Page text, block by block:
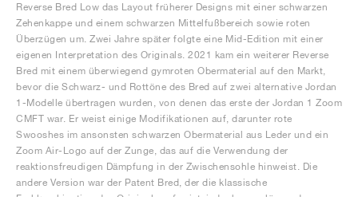
Reverse Bred Low das Layout früherer Designs mit einer schwarzen
Zehenkappe und einem schwarzen Mittelfußbereich sowie roten
Überzügen um. Zwei Jahre später folgte eine Mid-Edition mit einer
eigenen Interpretation des Originals. 2021 kam ein weiterer Reverse
Bred mit einem überwiegend gymroten Obermaterial auf den Markt,
bevor die Schwarz- und Rottöne des Bred auf zwei alternative Jordan
1-Modelle übertragen wurden, von denen das erste der Jordan 1 Zoom
CMFT war. Er weist einige Modifikationen auf, darunter rote
Swooshes im ansonsten schwarzen Obermaterial aus Leder und ein
Zoom Air-Logo auf der Zunge, das auf die Verwendung der
reaktionsfreudigen Dämpfung in der Zwischensohle hinweist. Die
andere Version war der Patent Bred, der die klassische